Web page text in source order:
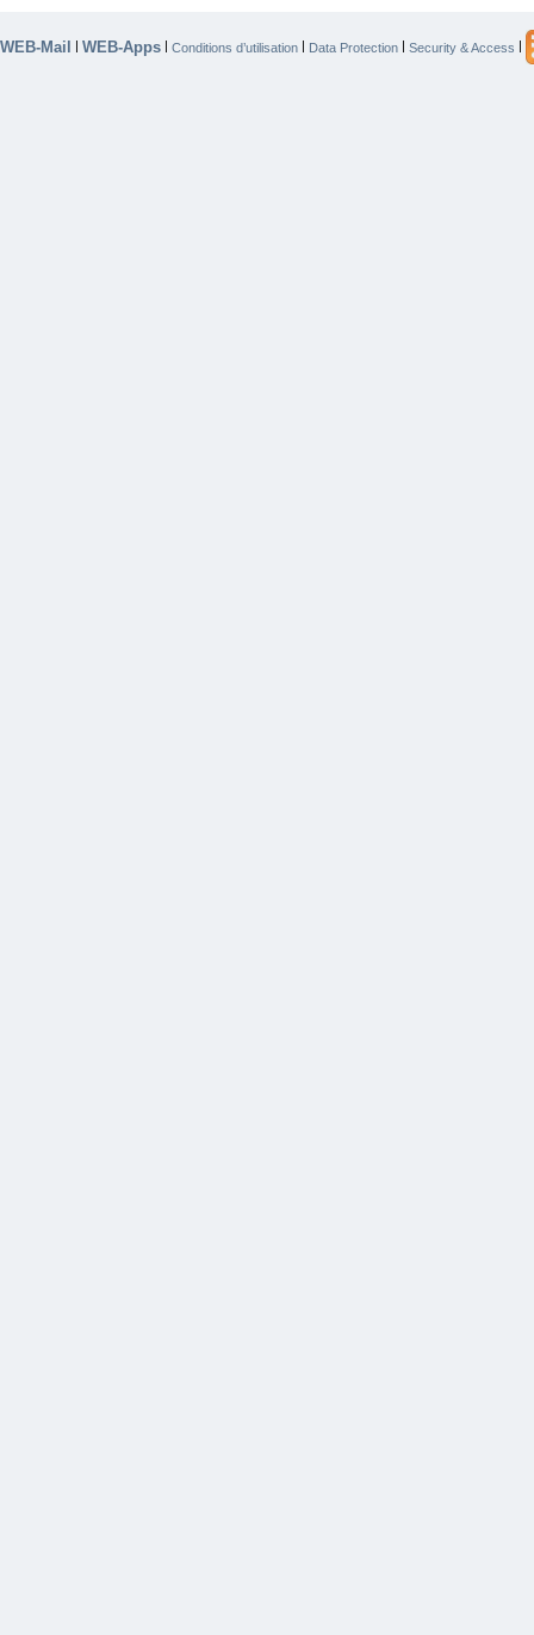
WEB-Mail | WEB-Apps | Conditions d’utilisation | Data Protection | Security & Access |